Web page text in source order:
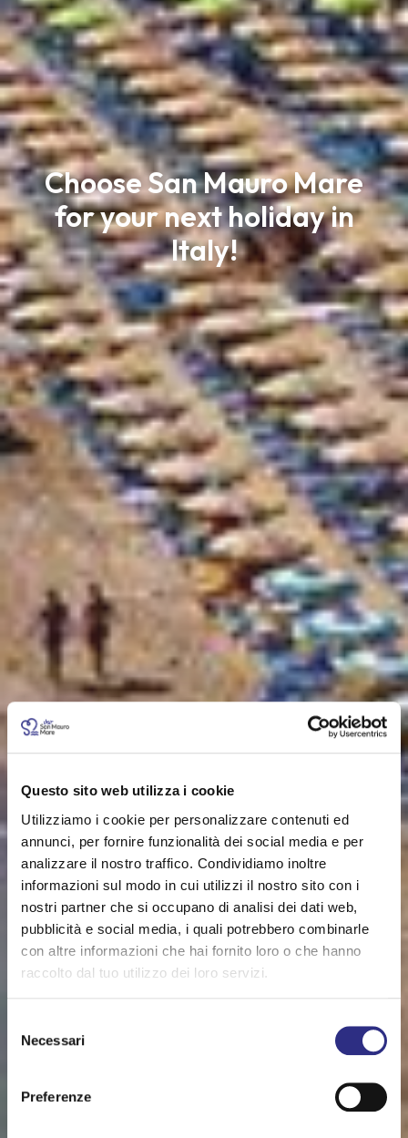
Questo sito web utilizza i cookie
Utilizziamo i cookie per personalizzare contenuti ed
annunci, per fornire funzionalità dei social media e per
analizzare il nostro traffico. Condividiamo inoltre
informazioni sul modo in cui utilizzi il nostro sito con i
nostri partner che si occupano di analisi dei dati web,
pubblicità e social media, i quali potrebbero combinarle
con altre informazioni che hai fornito loro o che hanno
raccolto dal tuo utilizzo dei loro servizi.
delNecessari
Preferenze
The family beach
Choose San Mauro Mare
for your next holiday in
Italy!